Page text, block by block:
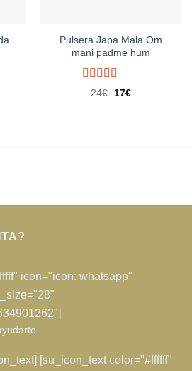
Pulsera Japa Mala Om
mani padme hum
Valorado
24€ El
17€El
icon="icon: whatsapp"
[su_icon_text color="#ffffff"